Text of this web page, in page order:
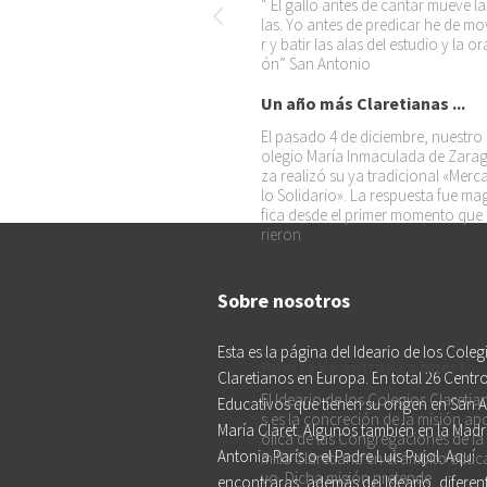
“ El gallo antes de cantar mueve
las. Yo antes de predicar he de
r y batir las alas del estudio y la
ón” San Antonio
Un año más Claretianas ...
El pasado 4 de diciembre, nuestro
olegio María Inmaculada de
za realizó su ya tradicional
lo Solidario». La respuesta fue
fica desde el primer momento que
rieron
Puerta de entrada a nuest...
El Ideario de los Colegios
s es la concreción de la misión
ólica de las Congregaciones de la
milia Claretiana en el ámbito
vo. Dicha misión pretende
Sobre nosotros
Esta es la página del Ideario de los
Claretianos en Europa. En total 26
Educativos que tienen su origen en San
María Claret. Algunos también en la
Antonia París o el Padre Luis Pujol. Aquí
encontraras, además del Ideario,